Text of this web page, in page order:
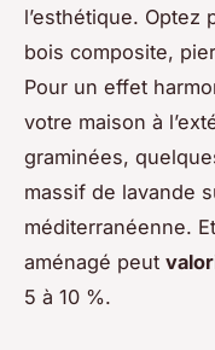
l’esthétique. Optez
bois composite,
Pour un effet
votre maison à
graminées,
massif de lavande
méditerranéenne.
aménagé peut
5 à 10 %.